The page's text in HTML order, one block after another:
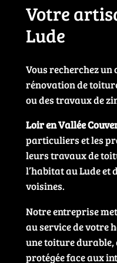
Votre
Lude
Vous recherchez
rénovation de
ou des travaux de
Loir en Vallée
particuliers et les
leurs travaux de
l’habitat au Lude et
voisines.
Notre entreprise
au service de votre
une toiture
protégée face aux